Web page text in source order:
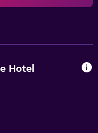
Hotel